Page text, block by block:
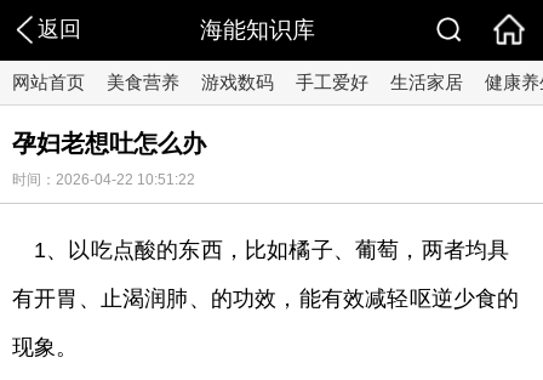
返回 海能知识库
网站首页 美食营养 游戏数码 手工爱好 生活家居 健康养
孕妇老想吐怎么办
时间：2026-04-22 10:51:22
1、以吃点酸的东西，比如橘子、葡萄，两者均具
有开胃、止渴润肺、的功效，能有效减轻呕逆少食的
现象。